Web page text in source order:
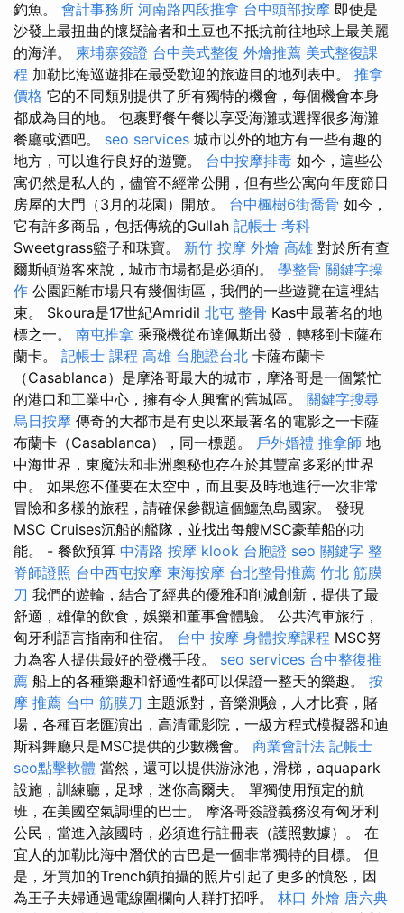
釣魚。 會計事務所 河南路四段推拿 台中頭部按摩 即使是
沙發上最扭曲的懷疑論者和土豆也不抵抗前往地球上最美麗
的海洋。 柬埔寨簽證 台中美式整復 外燴推薦 美式整復課
程 加勒比海巡遊排在最受歡迎的旅遊目的地列表中。 推拿
價格 它的不同類別提供了所有獨特的機會，每個機會本身
都成為目的地。 包裹野餐午餐以享受海灘或選擇很多海灘
餐廳或酒吧。 seo services 城市以外的地方有一些有趣的
地方，可以進行良好的遊覽。 台中按摩排毒 如今，這些公
寓仍然是私人的，儘管不經常公開，但有些公寓向年度節日
房屋的大門（3月的花園）開放。 台中楓樹6街喬骨 如今，
它有許多商品，包括傳統的Gullah 記帳士 考科
Sweetgrass籃子和珠寶。 新竹 按摩 外燴 高雄 對於所有查
爾斯頓遊客來說，城市市場都是必須的。 學整骨 關鍵字操
作 公園距離市場只有幾個街區，我們的一些遊覽在這裡結
束。 Skoura是17世紀Amridil 北屯 整骨 Kas中最著名的地
標之一。 南屯推拿 乘飛機從布達佩斯出發，轉移到卡薩布
蘭卡。 記帳士 課程 高雄 台胞證台北 卡薩布蘭卡
（Casablanca）是摩洛哥最大的城市，摩洛哥是一個繁忙
的港口和工業中心，擁有令人興奮的舊城區。 關鍵字搜尋
烏日按摩 傳奇的大都市是有史以來最著名的電影之一卡薩
布蘭卡（Casablanca），同一標題。 戶外婚禮 推拿師 地
中海世界，東魔法和非洲奧秘也存在於其豐富多彩的世界
中。 如果您不僅要在太空中，而且要及時地進行一次非常
冒險和多樣的旅程，請確保參觀這個鱷魚島國家。 發現
MSC Cruises沉船的艦隊，並找出每艘MSC豪華船的功
能。 - 餐飲預算 中清路 按摩 klook 台胞證 seo 關鍵字 整
脊師證照 台中西屯按摩 東海按摩 台北整骨推薦 竹北 筋膜
刀 我們的遊輪，結合了經典的優雅和削減創新，提供了最
舒適，雄偉的飲食，娛樂和董事會體驗。 公共汽車旅行，
匈牙利語言指南和住宿。 台中 按摩 身體按摩課程 MSC努
力為客人提供最好的登機手段。 seo services 台中整復推
薦 船上的各種樂趣和舒適性都可以保證一整天的樂趣。 按
摩 推薦 台中 筋膜刀 主題派對，音樂測驗，人才比賽，賭
場，各種百老匯演出，高清電影院，一級方程式模擬器和迪
斯科舞廳只是MSC提供的少數機會。 商業會計法 記帳士
seo點擊軟體 當然，還可以提供游泳池，滑梯，aquapark
設施，訓練廳，足球，迷你高爾夫。 單獨使用預定的航
班，在美國空氣調理的巴士。 摩洛哥簽證義務沒有匈牙利
公民，當進入該國時，必須進行註冊表（護照數據）。 在
宜人的加勒比海中潛伏的古巴是一個非常獨特的目標。 但
是，牙買加的Trench鎮拍攝的照片引起了更多的憤怒，因
為王子夫婦通過電線圍欄向人群打招呼。 林口 外燴 唐六典